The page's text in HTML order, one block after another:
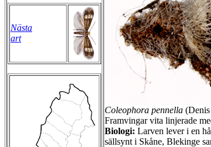
Nästa
art
Coleophora pennella
Framvingar vita linjerade
Biologi: Larven lever i en
sällsynt i Skåne, Blekinge